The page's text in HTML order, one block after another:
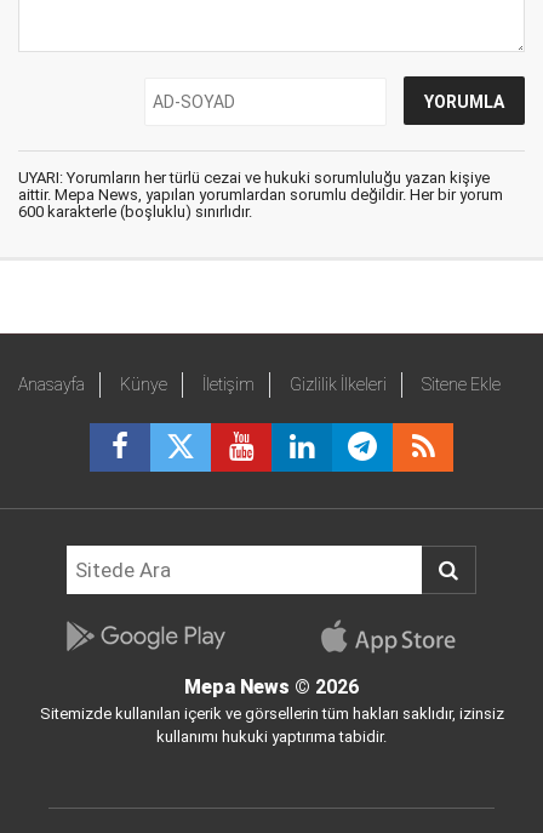
UYARI: Yorumların her türlü cezai ve hukuki sorumluluğu yazan kişiye
aittir. Mepa News, yapılan yorumlardan sorumlu değildir. Her bir yorum
600 karakterle (boşluklu) sınırlıdır.
Anasayfa Künye İletişim Gizlilik İlkeleri Sitene Ekle
Mepa News © 2026
Sitemizde kullanılan içerik ve görsellerin tüm hakları saklıdır, izinsiz
kullanımı hukuki yaptırıma tabidir.